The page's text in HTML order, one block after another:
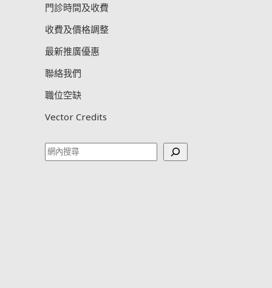
門診時間及收費
收費及價格調整
最新推廣優惠
聯絡我們
職位空缺
Vector Credits
Search